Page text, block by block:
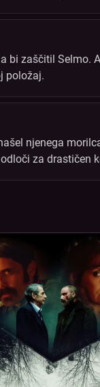
bi zaščitil Selmo.
položaj.
njenega
za drastičen